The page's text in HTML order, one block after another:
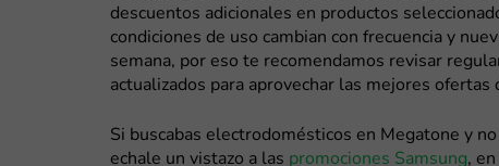
descuentos adicionales en productos
condiciones de uso cambian con frecuencia y
semana, por eso te recomendamos revisar
actualizados para aprovechar las mejores ofertas
Si buscabas electrodomésticos en Megatone y
echale un vistazo a las promociones Samsung,